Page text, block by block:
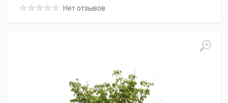
Rating: 0 out of 5Нет отзывов